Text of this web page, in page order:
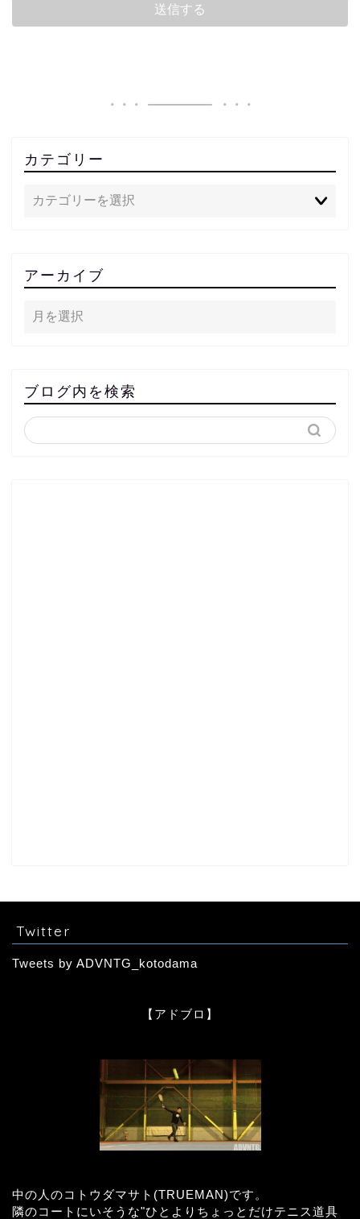
カテゴリー
アーカイブ
ブログ内を検索
Twitter
Tweets by ADVNTG_kotodama
【アドブロ】
中の人のコトウダマサト(TRUEMAN)です。
隣のコートにいそうな"ひとよりちょっとだけテニス道具